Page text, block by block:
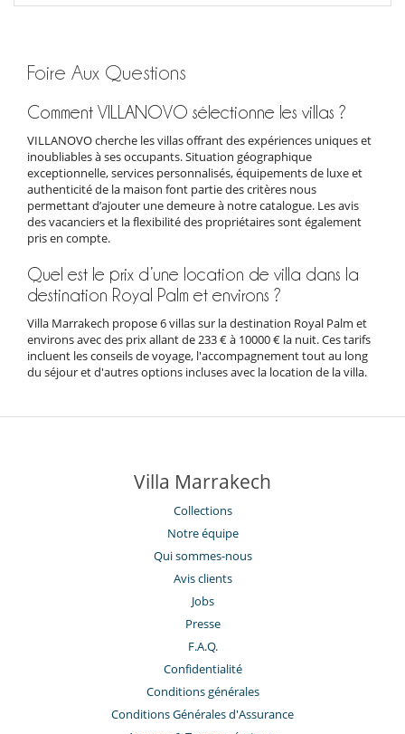
Foire Aux Questions
Comment VILLANOVO sélectionne les villas ?
VILLANOVO cherche les villas offrant des expériences uniques et
inoubliables à ses occupants. Situation géographique
exceptionnelle, services personnalisés, équipements de luxe et
authenticité de la maison font partie des critères nous
permettant d’ajouter une demeure à notre catalogue. Les avis
des vacanciers et la flexibilité des propriétaires sont également
pris en compte.
Quel est le prix d’une location de villa dans la
destination Royal Palm et environs ?
Villa Marrakech propose 6 villas sur la destination Royal Palm et
environs avec des prix allant de 233 € à 10000 € la nuit. Ces tarifs
incluent les conseils de voyage, l'accompagnement tout au long
du séjour et d'autres options incluses avec la location de la villa.
Villa Marrakech
Collections
Notre équipe
Qui sommes-nous
Avis clients
Jobs
Presse
F.A.Q.
Confidentialité
Conditions générales
Conditions Générales d'Assurance